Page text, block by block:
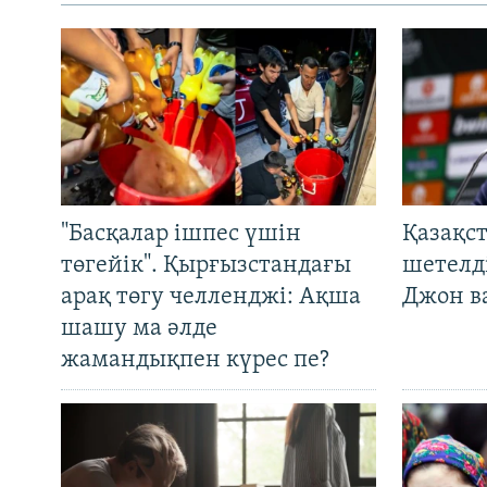
"Басқалар ішпес үшін
төгейік". Қырғызстандағы
арақ төгу челленджі: Ақша
шашу ма әлде
жамандықпен күрес пе?
Джон